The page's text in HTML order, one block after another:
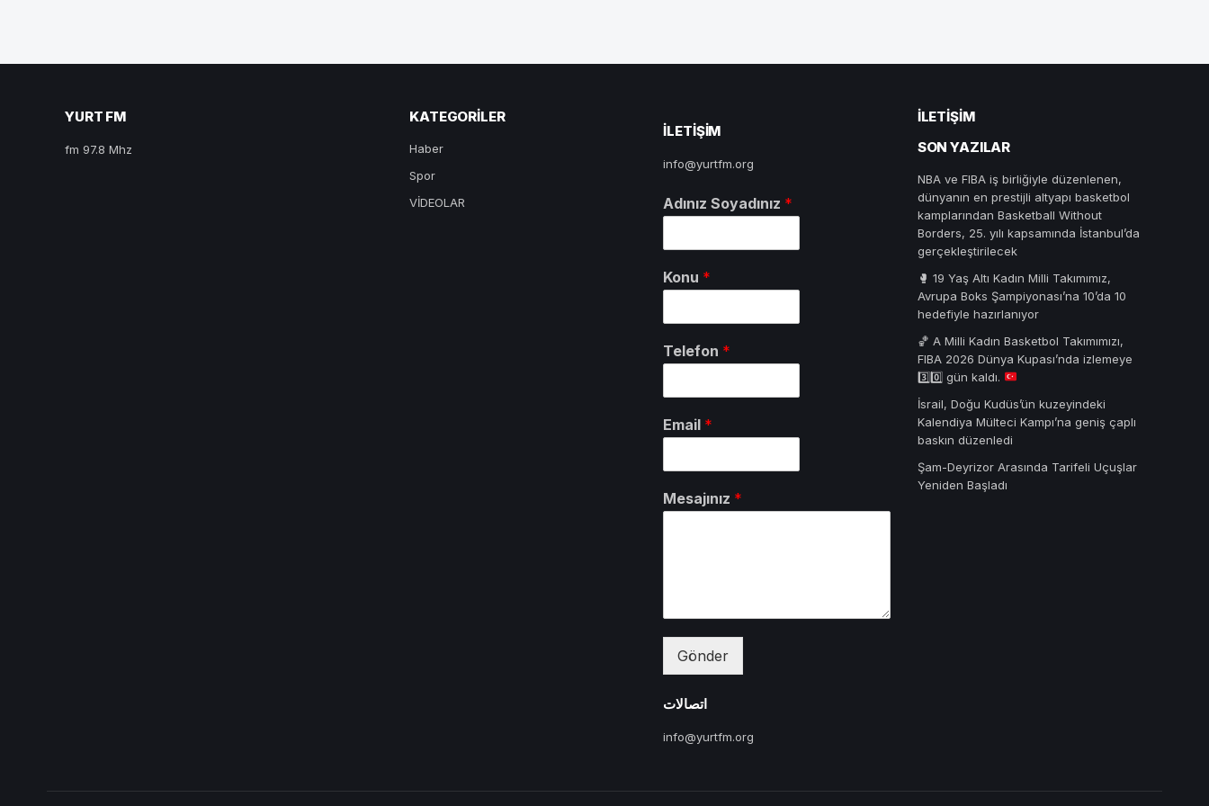
YURT FM
fm 97.8 Mhz
KATEGORILER
Haber
Spor
VİDEOLAR
ILETIŞIM
info@yurtfm.org
Adınız Soyadınız *
Konu *
Telefon *
Email *
Mesajınız *
Gönder
اتصالات
info@yurtfm.org
İLETIŞIM
SON YAZILAR
NBA ve FIBA iş birliğiyle düzenlenen,
dünyanın en prestijli altyapı basketbol
kamplarından Basketball Without
Borders, 25. yılı kapsamında İstanbul’da
gerçekleştirilecek
🥊 19 Yaş Altı Kadın Milli Takımımız,
Avrupa Boks Şampiyonası’na 10’da 10
hedefiyle hazırlanıyor
🏀 A Milli Kadın Basketbol Takımımızı,
FIBA 2026 Dünya Kupası’nda izlemeye
3️⃣0️⃣ gün kaldı.
İsrail, Doğu Kudüs’ün kuzeyindeki
Kalendiya Mülteci Kampı’na geniş çaplı
baskın düzenledi
Şam-Deyrizor Arasında Tarifeli Uçuşlar
Yeniden Başladı